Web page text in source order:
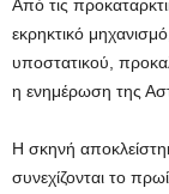
Από τις
εκρηκτικό
υποστατικού,
η ενημέρωση της
Η σκηνή
συνεχίζονται το